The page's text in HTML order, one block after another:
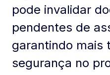
pode invalidar
pendentes de
garantindo mais
segurança no